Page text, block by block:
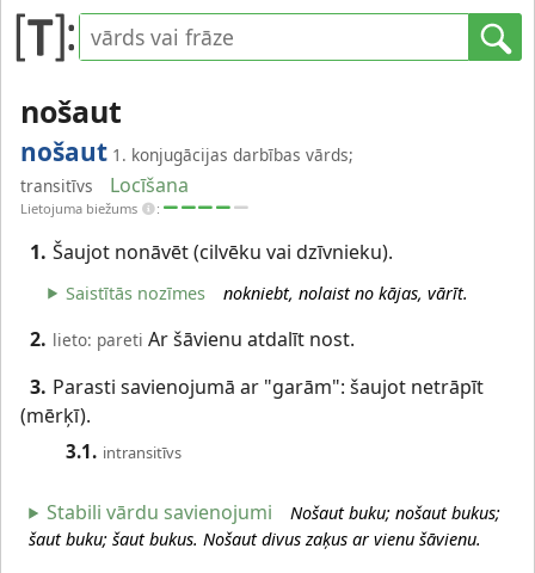
nošaut
nošaut 1. konjugācijas darbības vārds;
transitīvs
Locīšana
Lietojuma biežums :
1. Šaujot nonāvēt (cilvēku vai dzīvnieku).
Saistītās nozīmes nokniebt, nolaist no kājas, vārīt.
2. lieto: pareti Ar šāvienu atdalīt nost.
3. Parasti savienojumā ar "garām": šaujot netrāpīt
(mērķī).
3.1. intransitīvs
Stabili vārdu savienojumi
Nošaut buku; nošaut bukus;
šaut buku; šaut bukus. Nošaut divus zaķus ar vienu šāvienu.